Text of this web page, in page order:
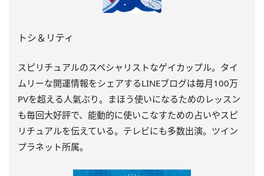
トシ＆リティ
スピリチュアルのスペシャリストなゲイカップル。タイ
ムリーな開運情報をシェアするLINEブログは毎月100万
PVを超える人氣ぶり。まほう使いになるためのレッスン
も毎回大好評で、能動的に使いこなすための占いやスピ
リチュアルを伝えている。テレビにも多数出演。ツイン
プラネット所属。